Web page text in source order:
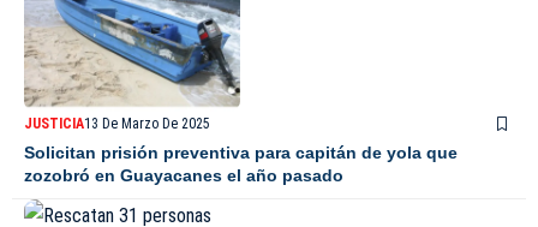
JUSTICIA13 De Marzo De 2025
Solicitan prisión preventiva para capitán de yola que
zozobró en Guayacanes el año pasado